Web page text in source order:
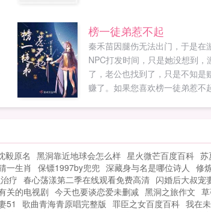
PO18小说网...
榜一徒弟惹不起
秦禾苗因腿伤无法出门，于是在
NPC打发时间，只是她没想到，
了，老公也找到了，只是不知是
赚了。如果您喜欢榜一徒弟惹不
毅原名 黑洞靠近地球会怎么样 星火微芒百度百科 苏
一生肖 保镖1997by兜兜 深藏身与名是哪位诗人 修
疗 春心荡漾第二季在线观看免费高清 闪婚后大叔宠
关的电视剧 今天也要谈恋爱未删减 黑洞之旅作文
51 歌曲青海青原唱完整版 罪臣之女百度百科 我在